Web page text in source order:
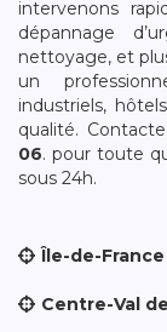
intervenons
dépannage
nettoyage, et
un
industriels,
qualité.
06. pour toute
sous 24h.
Île-de-France
Centre-Val